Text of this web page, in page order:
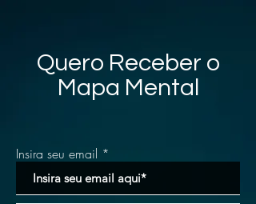
Quero Receber o
Mapa Mental
Insira seu email